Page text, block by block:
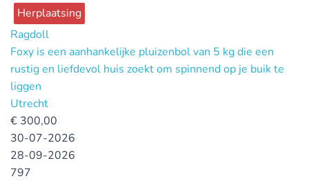
Herplaatsing
Ragdoll
Foxy is een aanhankelijke pluizenbol van 5 kg die een
rustig en liefdevol huis zoekt om spinnend op je buik te
liggen
Utrecht
€ 300,00
30-07-2026
28-09-2026
797